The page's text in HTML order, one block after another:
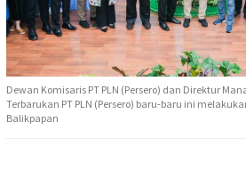
Dewan Komisaris PT PLN (Persero) dan Direktur
Terbarukan PT PLN (Persero) baru-baru ini
Balikpapan